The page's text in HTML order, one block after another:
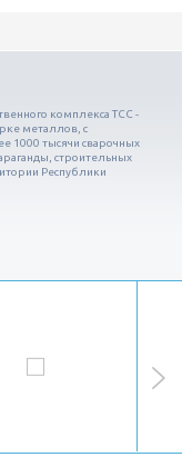
комплекса ТСС -
металлов, с
1000 тысячи сварочных
строительных
Республики